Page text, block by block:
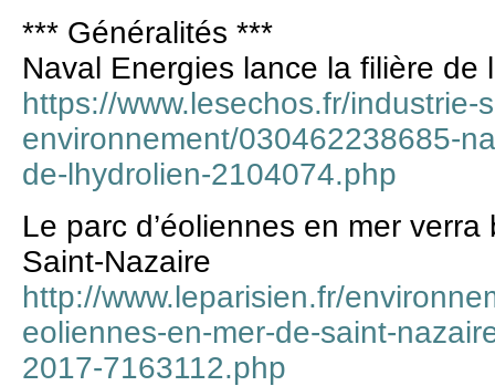
*** Généralités ***
Naval Energies lance la filière de
https://www.lesechos.fr/industrie-
environnement/030462238685-
de-lhydrolien-2104074.php
Le parc d’éoliennes en mer
Saint-Nazaire
http://www.leparisien.fr/
eoliennes-en-mer-de-saint-
2017-7163112.php